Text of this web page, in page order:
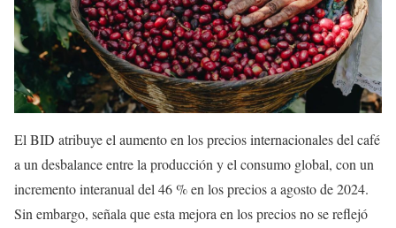
El BID atribuye el aumento en los precios internacionales del café
a un desbalance entre la producción y el consumo global, con un
incremento interanual del 46 % en los precios a agosto de 2024.
Sin embargo, señala que esta mejora en los precios no se reflejó